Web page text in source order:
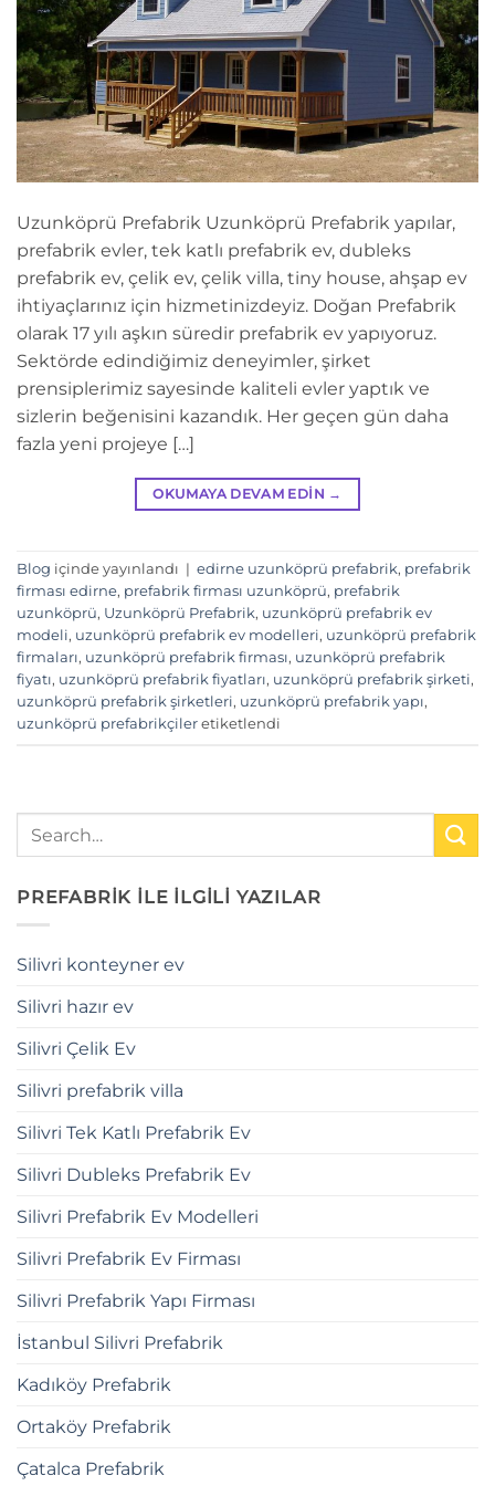
Uzunköprü Prefabrik Uzunköprü Prefabrik yapılar,
prefabrik evler, tek katlı prefabrik ev, dubleks
prefabrik ev, çelik ev, çelik villa, tiny house, ahşap ev
ihtiyaçlarınız için hizmetinizdeyiz. Doğan Prefabrik
olarak 17 yılı aşkın süredir prefabrik ev yapıyoruz.
Sektörde edindiğimiz deneyimler, şirket
prensiplerimiz sayesinde kaliteli evler yaptık ve
sizlerin beğenisini kazandık. Her geçen gün daha
fazla yeni projeye […]
OKUMAYA DEVAM EDIN →
Blog içinde yayınlandı | edirne uzunköprü prefabrik, prefabrik
firması edirne, prefabrik firması uzunköprü, prefabrik
uzunköprü, Uzunköprü Prefabrik, uzunköprü prefabrik ev
modeli, uzunköprü prefabrik ev modelleri, uzunköprü prefabrik
firmaları, uzunköprü prefabrik firması, uzunköprü prefabrik
fiyatı, uzunköprü prefabrik fiyatları, uzunköprü prefabrik şirketi,
uzunköprü prefabrik şirketleri, uzunköprü prefabrik yapı,
uzunköprü prefabrikçiler etiketlendi
PREFABRİK İLE İLGİLİ YAZILAR
Silivri konteyner ev
Silivri hazır ev
Silivri Çelik Ev
Silivri prefabrik villa
Silivri Tek Katlı Prefabrik Ev
Silivri Dubleks Prefabrik Ev
Silivri Prefabrik Ev Modelleri
Silivri Prefabrik Ev Firması
Silivri Prefabrik Yapı Firması
İstanbul Silivri Prefabrik
Kadıköy Prefabrik
Ortaköy Prefabrik
Çatalca Prefabrik